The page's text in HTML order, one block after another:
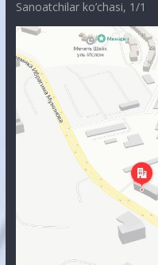
Sanoatchilar ko’chasi, 1/1